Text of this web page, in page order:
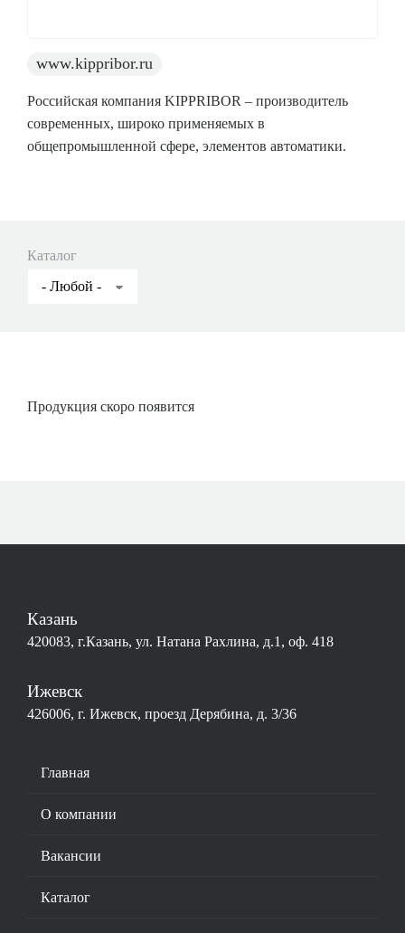
www.kippribor.ru
Российская компания KIPPRIBOR – производитель
современных, широко применяемых в
общепромышленной сфере, элементов автоматики.
Каталог
Продукция скоро появится
Казань
420083, г.Казань, ул. Натана Рахлина, д.1, оф. 418
Ижевск
426006, г. Ижевск, проезд Дерябина, д. 3/36
Основная
навигация
Главная
О компании
Вакансии
Каталог